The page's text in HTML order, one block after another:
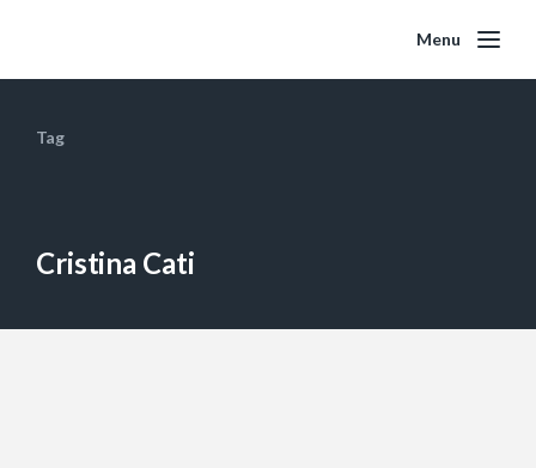
Menu
Tag
Cristina Cati